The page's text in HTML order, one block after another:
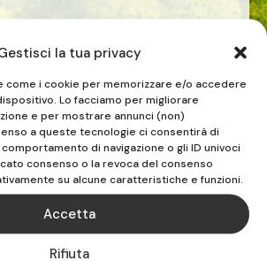
la tua privacy
come i cookie per memorizzare e/o accedere
Lo facciamo per migliorare
e per mostrare annunci (non)
a queste tecnologie ci consentirà di
di navigazione o gli ID univoci
consenso o la revoca del consenso
su alcune caratteristiche e funzioni.
Accetta
Rifiuta
globale
pelvico